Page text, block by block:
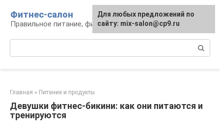
контенту
Фитнес-салон
Правильное питание, фитнес, образ жизни
Главная » Питание и продукты
Девушки фитнес-бикини: как они питаются и
тренируются
Для любых предложений по
сайту: mix-salon@cp9.ru